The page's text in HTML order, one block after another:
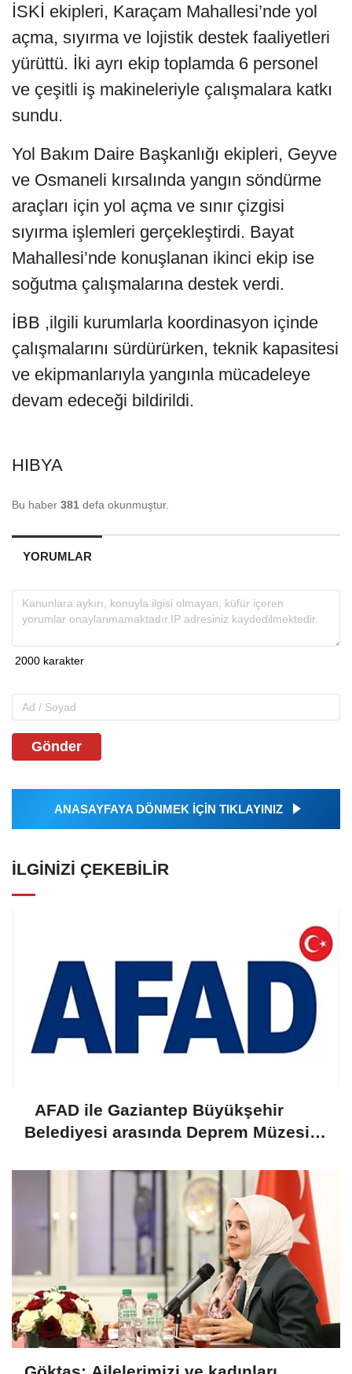
İSKİ ekipleri, Karaçam Mahallesi’nde yol
açma, sıyırma ve lojistik destek faaliyetleri
yürüttü. İki ayrı ekip toplamda 6 personel
ve çeşitli iş makineleriyle çalışmalara katkı
sundu.
Yol Bakım Daire Başkanlığı ekipleri, Geyve
ve Osmaneli kırsalında yangın söndürme
araçları için yol açma ve sınır çizgisi
sıyırma işlemleri gerçekleştirdi. Bayat
Mahallesi’nde konuşlanan ikinci ekip ise
soğutma çalışmalarına destek verdi.
İBB ,ilgili kurumlarla koordinasyon içinde
çalışmalarını sürdürürken, teknik kapasitesi
ve ekipmanlarıyla yangınla mücadeleye
devam edeceği bildirildi.
HIBYA
Bu haber 381 defa okunmuştur.
YORUMLAR
Gönder
ANASAYFAYA DÖNMEK İÇİN TIKLAYINIZ
İLGINIZI ÇEKEBILIR
AFAD ile Gaziantep Büyükşehir
Belediyesi arasında Deprem Müzesi